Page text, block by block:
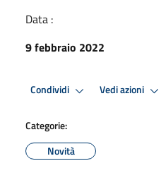
Data :
9 febbraio 2022
Condividi Vedi azioni
Categorie:
Novità